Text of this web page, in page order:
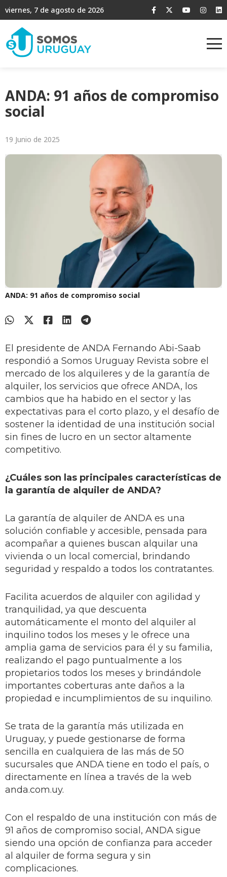
viernes, 7 de agosto de 2026
ANDA: 91 años de compromiso
social
19 Junio de 2025
ANDA: 91 años de compromiso social
El presidente de ANDA Fernando Abi-Saab
respondió a Somos Uruguay Revista sobre el
mercado de los alquileres y de la garantía de
alquiler, los servicios que ofrece ANDA, los
cambios que ha habido en el sector y las
expectativas para el corto plazo, y el desafío de
sostener la identidad de una institución social
sin fines de lucro en un sector altamente
competitivo.
¿Cuáles son las principales características de
la garantía de alquiler de ANDA?
La garantía de alquiler de ANDA es una
solución confiable y accesible, pensada para
acompañar a quienes buscan alquilar una
vivienda o un local comercial, brindando
seguridad y respaldo a todos los contratantes.
Facilita acuerdos de alquiler con agilidad y
tranquilidad, ya que descuenta
automáticamente el monto del alquiler al
inquilino todos los meses y le ofrece una
amplia gama de servicios para él y su familia,
realizando el pago puntualmente a los
propietarios todos los meses y brindándole
importantes coberturas ante daños a la
propiedad e incumplimientos de su inquilino.
Se trata de la garantía más utilizada en
Uruguay, y puede gestionarse de forma
sencilla en cualquiera de las más de 50
sucursales que ANDA tiene en todo el país, o
directamente en línea a través de la web
anda.com.uy.
Con el respaldo de una institución con más de
91 años de compromiso social, ANDA sigue
siendo una opción de confianza para acceder
al alquiler de forma segura y sin
complicaciones.